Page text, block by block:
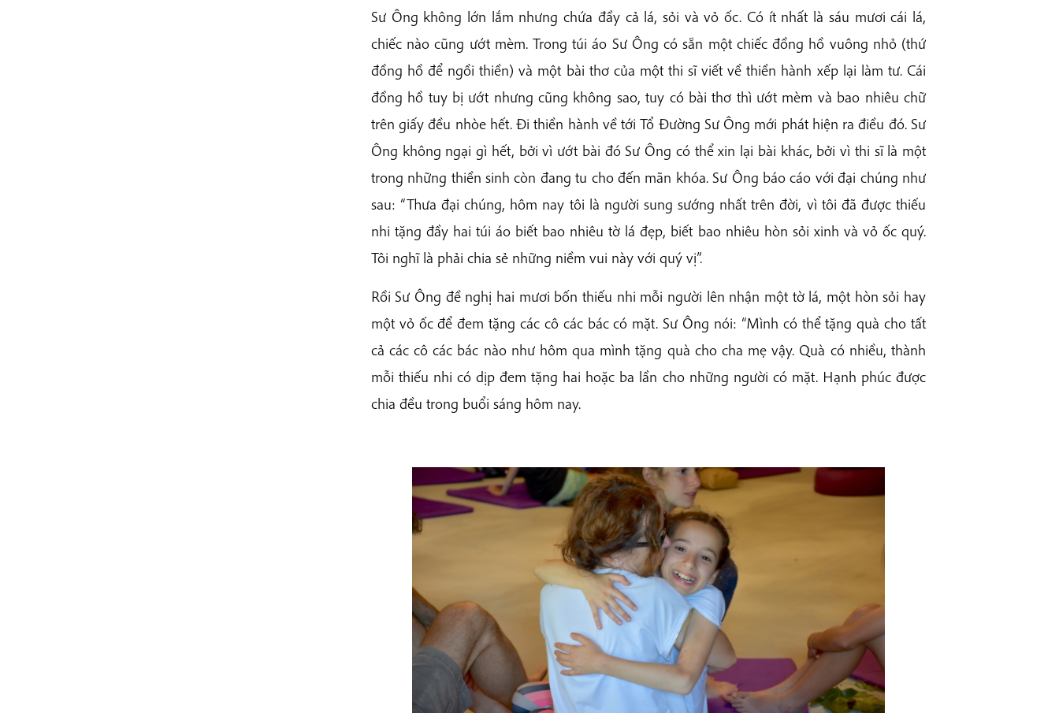
Sư Ông không lớn lắm nhưng chứa đầy cả lá, sỏi và vỏ ốc. Có ít nhất là sáu mươi cái lá,
chiếc nào cũng ướt mèm. Trong túi áo Sư Ông có sẵn một chiếc đồng hồ vuông nhỏ (thứ
đồng hồ để ngồi thiền) và một bài thơ của một thi sĩ viết về thiền hành xếp lại làm tư. Cái
đồng hồ tuy bị ướt nhưng cũng không sao, tuy có bài thơ thì ướt mèm và bao nhiêu chữ
trên giấy đều nhòe hết. Đi thiền hành về tới Tổ Đường Sư Ông mới phát hiện ra điều đó. Sư
Ông không ngại gì hết, bởi vì ướt bài đó Sư Ông có thể xin lại bài khác, bởi vì thi sĩ là một
trong những thiền sinh còn đang tu cho đến mãn khóa. Sư Ông báo cáo với đại chúng như
sau: “Thưa đại chúng, hôm nay tôi là người sung sướng nhất trên đời, vì tôi đã được thiếu
nhi tặng đầy hai túi áo biết bao nhiêu tờ lá đẹp, biết bao nhiêu hòn sỏi xinh và vỏ ốc quý.
Tôi nghĩ là phải chia sẻ những niềm vui này với quý vị”.
Rồi Sư Ông đề nghị hai mươi bốn thiếu nhi mỗi người lên nhận một tờ lá, một hòn sỏi hay
một vỏ ốc để đem tặng các cô các bác có mặt. Sư Ông nói: “Mình có thể tặng quà cho tất
cả các cô các bác nào như hôm qua mình tặng quà cho cha mẹ vậy. Quà có nhiều, thành
mỗi thiếu nhi có dịp đem tặng hai hoặc ba lần cho những người có mặt. Hạnh phúc được
chia đều trong buổi sáng hôm nay.